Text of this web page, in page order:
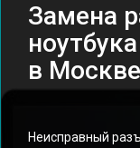
Замена
в Москве
Неисправный